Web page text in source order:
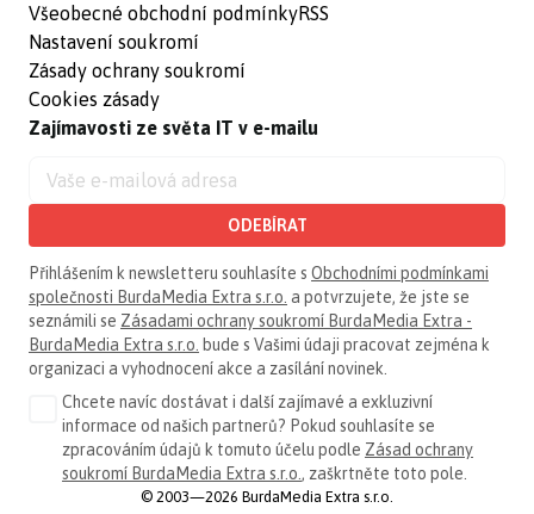
Všeobecné obchodní podmínky
Nastavení soukromí
Zásady ochrany soukromí
Cookies zásady
RSS
Zajímavosti ze světa IT v e-mailu
ODEBÍRAT
Přihlášením k newsletteru souhlasíte s Obchodními podmínkami
společnosti BurdaMedia Extra s.r.o. a potvrzujete, že jste se
seznámili se Zásadami ochrany soukromí BurdaMedia Extra -
BurdaMedia Extra s.r.o. bude s Vašimi údaji pracovat zejména k
organizaci a vyhodnocení akce a zasílání novinek.
Chcete navíc dostávat i další zajímavé a exkluzivní
informace od našich partnerů? Pokud souhlasíte se
zpracováním údajů k tomuto účelu podle Zásad ochrany
soukromí BurdaMedia Extra s.r.o. , zaškrtněte toto pole.
© 2003—2026 BurdaMedia Extra s.r.o.